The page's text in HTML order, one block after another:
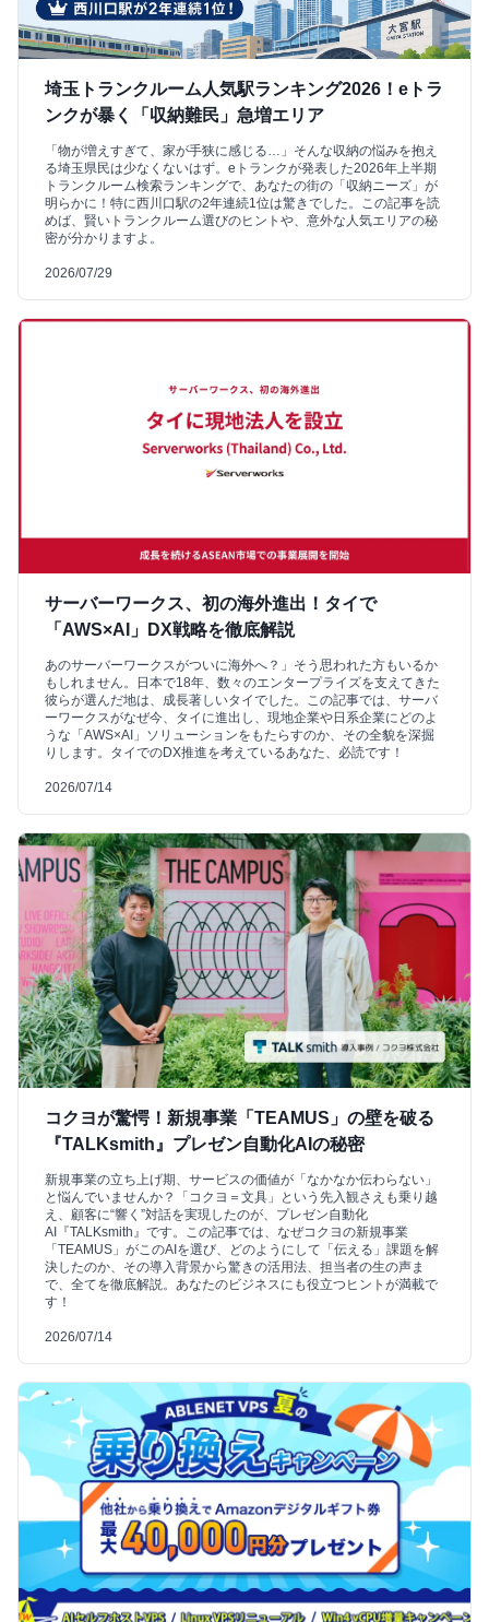
埼玉トランクルーム人気駅ランキング2026！eトラ
ンクが暴く「収納難民」急増エリア
「物が増えすぎて、家が手狭に感じる…」そんな収納の悩みを抱え
る埼玉県民は少なくないはず。eトランクが発表した2026年上半期
トランクルーム検索ランキングで、あなたの街の「収納ニーズ」が
明らかに！特に西川口駅の2年連続1位は驚きでした。この記事を読
めば、賢いトランクルーム選びのヒントや、意外な人気エリアの秘
密が分かりますよ。
2026/07/29
サーバーワークス、初の海外進出！タイで
「AWS×AI」DX戦略を徹底解説
あのサーバーワークスがついに海外へ？」そう思われた方もいるか
もしれません。日本で18年、数々のエンタープライズを支えてきた
彼らが選んだ地は、成長著しいタイでした。この記事では、サーバ
ーワークスがなぜ今、タイに進出し、現地企業や日系企業にどのよ
うな「AWS×AI」ソリューションをもたらすのか、その全貌を深掘
りします。タイでのDX推進を考えているあなた、必読です！
2026/07/14
コクヨが驚愕！新規事業「TEAMUS」の壁を破る
『TALKsmith』プレゼン自動化AIの秘密
新規事業の立ち上げ期、サービスの価値が「なかなか伝わらない」
と悩んでいませんか？「コクヨ＝文具」という先入観さえも乗り越
え、顧客に“響く”対話を実現したのが、プレゼン自動化
AI『TALKsmith』です。この記事では、なぜコクヨの新規事業
「TEAMUS」がこのAIを選び、どのようにして「伝える」課題を解
決したのか、その導入背景から驚きの活用法、担当者の生の声ま
で、全てを徹底解説。あなたのビジネスにも役立つヒントが満載で
す！
2026/07/14